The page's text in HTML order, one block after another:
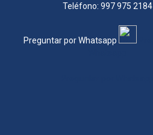
Teléfono: 997 975 2184
Preguntar por Whatsapp